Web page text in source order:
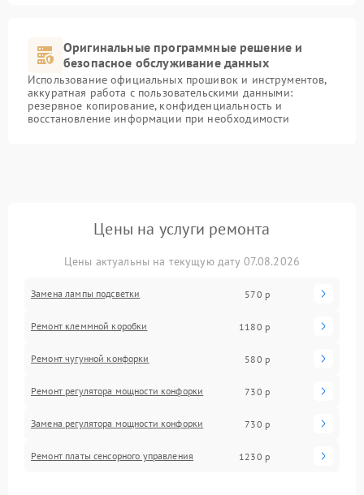
Оригинальные программные решение и
безопасное обслуживание данных
Использование официальных прошивок и инструментов,
аккуратная работа с пользовательскими данными:
резервное копирование, конфиденциальность и
восстановление информации при необходимости
Цены на услуги ремонта
Цены актуальны на текущую дату 07.08.2026
Замена лампы подсветки 570 р
Ремонт клеммной коробки 1180 р
Ремонт чугунной конфорки 580 р
Ремонт регулятора мощности конфорки 730 р
Замена регулятора мощности конфорки 730 р
Ремонт платы сенсорного управления 1230 р